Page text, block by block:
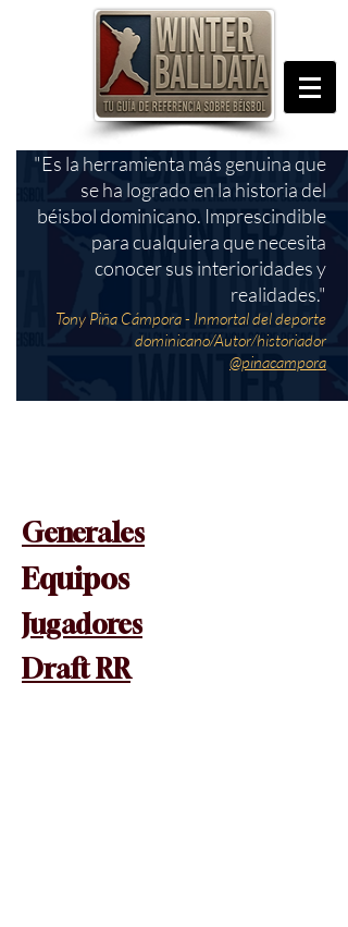
"Es la herramienta más genuina que
se ha logrado en la historia del
béisbol dominicano. Imprescindible
para cualquiera que necesita
conocer sus interioridades y
realidades."
Tony Piña Cámpora - Inmortal del deporte
dominicano/Autor/historiador
@pinacampora
Generales
Equipos
Jugadores
Draft RR